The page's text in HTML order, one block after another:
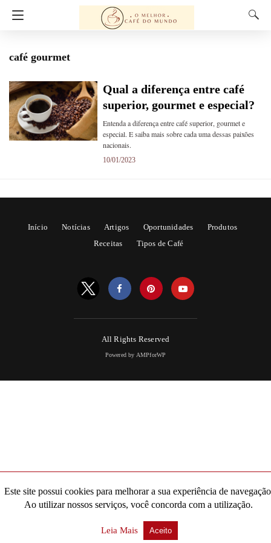
café gourmet
Qual a diferença entre café
superior, gourmet e especial?
Entenda a diferença entre café superior, gourmet e
especial. E saiba mais sobre cada uma dessas paixões
nacionais.
10/01/2023
Início Notícias Artigos Oportunidades
Produtos
Receitas
Tipos de Café
All Rights Reserved
Powered by AMPforWP
Este site possui cookies para melhorar a sua experiência de
Ao utilizar nossos serviços, você concorda com a utilização.
Leia Mais Aceito